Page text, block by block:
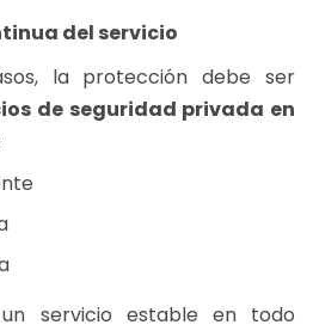
del servicio
la protección debe ser
de seguridad privada en
servicio estable en todo